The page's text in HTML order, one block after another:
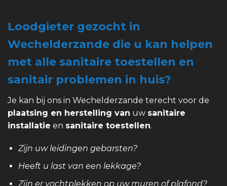
Loodgieter gezocht in
Wechelderzande die u kan helpen
met alle sanitaire toestellen en
sanitair problemen in huis?
Je kan bij ons in Wechelderzande terecht voor de
plaatsing en herstelling van uw sanitaire
installatie en sanitaire toestellen.
Zijn uw leidingen gebarsten?
Heeft u last van een lekkage?
Zijn er vochtplekken op uw muren of plafond?